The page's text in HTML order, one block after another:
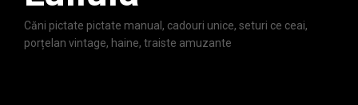
Căni pictate pictate manual, cadouri unice, seturi ce ceai,
porțelan vintage, haine, traiste amuzante